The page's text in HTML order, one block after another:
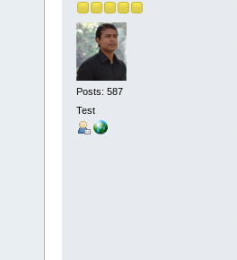
Posts: 587
Test